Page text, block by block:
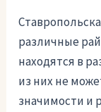
различные
находятся в
из них не
значимости и